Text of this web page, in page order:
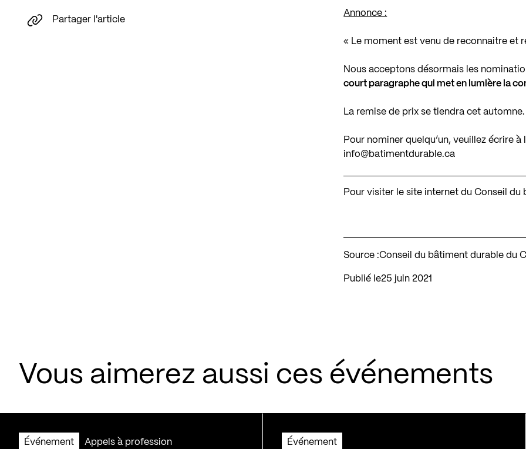
Annonce :
« Le moment est venu de reconnaitre et
Nous acceptons désormais les
court paragraphe qui met en lumière la
La remise de prix se tiendra cet automne.
Pour nominer quelqu’un, veuillez écrire à
info@batimentdurable.ca
Pour visiter le site internet du Conseil
Source :Conseil du bâtiment durable du
Publié le 25 juin 2021
Partager l'article
Vous aimerez aussi ces événements
Événement Appels à profession
Événement